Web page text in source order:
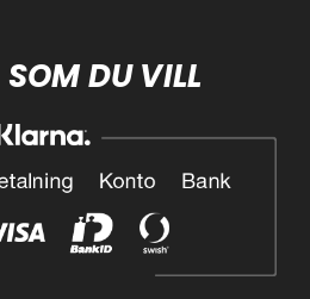
DU VILL